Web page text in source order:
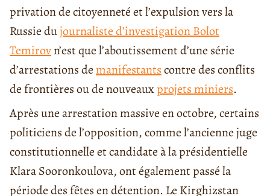
privation de citoyenneté et l’expulsion vers la
Russie dujournaliste d’investigation Bolot
Temirovn’est que l’aboutissement d’une série
d’arrestations demanifestantscontre des conflits
de frontières ou de nouveauxprojets miniers.
Après une arrestation massive en octobre, certains
politiciens de l’opposition, comme l’ancienne juge
constitutionnelle et candidate à la présidentielle
Klara Sooronkoulova, ont également passé la
période des fêtes en détention. Le Kirghizstan